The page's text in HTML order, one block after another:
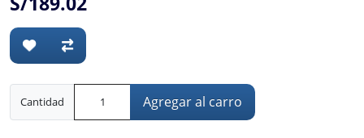
Cantidad Agregar al carro